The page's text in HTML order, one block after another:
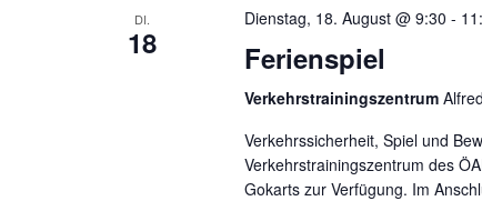
DI.
18
Dienstag, 18. August @ 9:30 -
Ferienspiel
Verkehrstrainingszentrum
Verkehrssicherheit, Spiel und
Verkehrstrainingszentrum des
Gokarts zur Verfügung. Im